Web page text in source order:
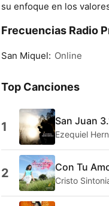
su enfoque en los
Frecuencias Radio
San Miquel: Online
Top Canciones
1 San Juan
Ezequiel
2 Con Tu
Cristo